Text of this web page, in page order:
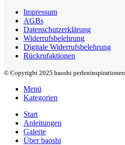
Impressum
AGBs
Datenschutzerklärung
Widerrufsbelehrung
Digitale Widerrufsbelehrung
Rückrufaktionen
© Copyright 2025 baoshi perleninspirationen
Menü
Kategorien
Start
Anleitungen
Galerie
Über baoshi